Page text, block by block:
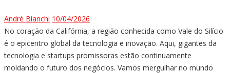
André Bianchi 10/04/2026
No coração da Califórnia, a região conhecida como Vale do Silício
é o epicentro global da tecnologia e inovação. Aqui, gigantes da
tecnologia e startups promissoras estão continuamente
moldando o futuro dos negócios. Vamos mergulhar no mundo